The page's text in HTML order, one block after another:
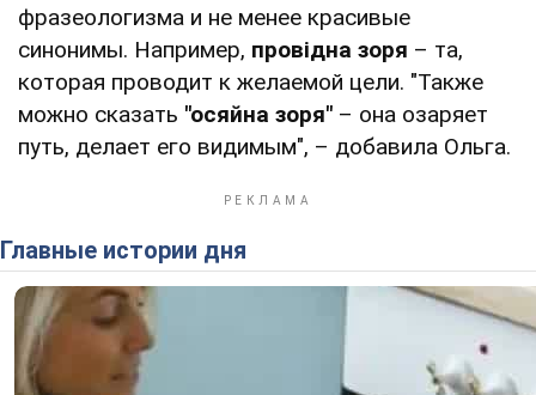
фразеологизма и не менее красивые
синонимы. Например, провідна зоря – та,
которая проводит к желаемой цели. "Также
можно сказать "осяйна зоря" – она озаряет
путь, делает его видимым", – добавила Ольга.
Главные истории дня